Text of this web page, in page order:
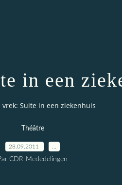
in een
vrek: Suite in een ziekenhuis
Théâtre
28.09.2011
CDR-Mededelingen